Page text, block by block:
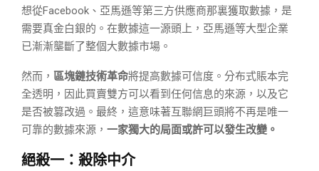
想從Facebook、亞馬遜等第三方供應商那裏獲取數據，是
需要真金白銀的。在數據這一源頭上，亞馬遜等大型企業
已漸漸壟斷了整個大數據市場。
然而， 區塊鏈技術革命將提高數據可信度。分布式賬本完
全透明，因此買賣雙方可以看到任何信息的來源，以及它
是否被篡改過。最終，這意味著互聯網巨頭將不再是唯一
可靠的數據來源， 一家獨大的局面或許可以發生改變。
絕殺一：殺除中介